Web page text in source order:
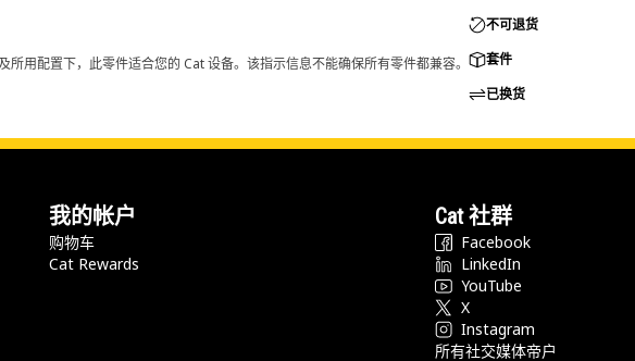
用配置下，此零件适合您的 Cat 设备。该指示信息不能确保所有零件都兼容。
不可退货
套件
已换货
我的帐户
购物车
Cat Rewards
Cat 社群
Facebook
LinkedIn
YouTube
X
Instagram
所有社交媒体帝户